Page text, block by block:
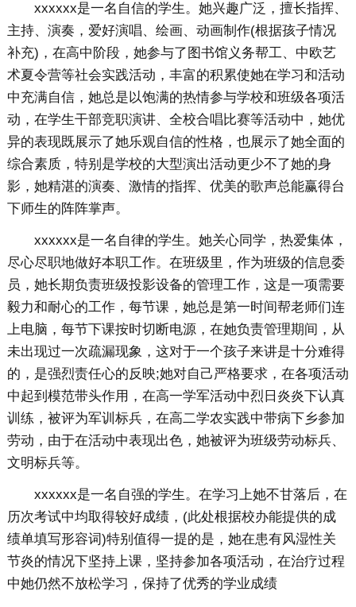
xxxxxx是一名自信的学生。她兴趣广泛，擅长指挥、
主持、演奏，爱好演唱、绘画、动画制作(根据孩子情况
补充)，在高中阶段，她参与了图书馆义务帮工、中欧艺
术夏令营等社会实践活动，丰富的积累使她在学习和活动
中充满自信，她总是以饱满的热情参与学校和班级各项活
动，在学生干部竞职演讲、全校合唱比赛等活动中，她优
异的表现既展示了她乐观自信的性格，也展示了她全面的
综合素质，特别是学校的大型演出活动更少不了她的身
影，她精湛的演奏、激情的指挥、优美的歌声总能赢得台
下师生的阵阵掌声。
xxxxxx是一名自律的学生。她关心同学，热爱集体，
尽心尽职地做好本职工作。在班级里，作为班级的信息委
员，她长期负责班级投影设备的管理工作，这是一项需要
毅力和耐心的工作，每节课，她总是第一时间帮老师们连
上电脑，每节下课按时切断电源，在她负责管理期间，从
未出现过一次疏漏现象，这对于一个孩子来讲是十分难得
的，是强烈责任心的反映;她对自己严格要求，在各项活动
中起到模范带头作用，在高一学军活动中烈日炎炎下认真
训练，被评为军训标兵，在高二学农实践中带病下乡参加
劳动，由于在活动中表现出色，她被评为班级劳动标兵、
文明标兵等。
xxxxxx是一名自强的学生。在学习上她不甘落后，在
历次考试中均取得较好成绩，(此处根据校办能提供的成
绩单填写形容词)特别值得一提的是，她在患有风湿性关
节炎的情况下坚持上课，坚持参加各项活动，在治疗过程
中她仍然不放松学习，保持了优秀的学业成绩